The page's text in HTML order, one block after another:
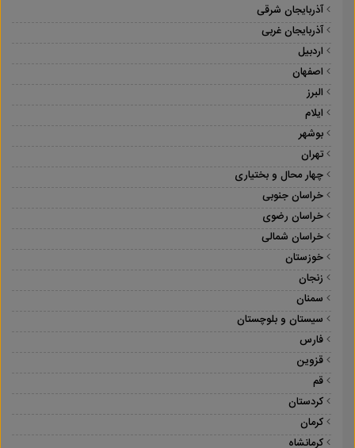
آذربایجان شرقی
آذربایجان غربی
اردبیل
اصفهان
البرز
ایلام
بوشهر
تهران
چهار محال و بختیاری
خراسان جنوبی
خراسان رضوی
خراسان شمالی
خوزستان
زنجان
سمنان
سیستان و بلوچستان
فارس
قزوین
قم
کردستان
کرمان
کرمانشاه